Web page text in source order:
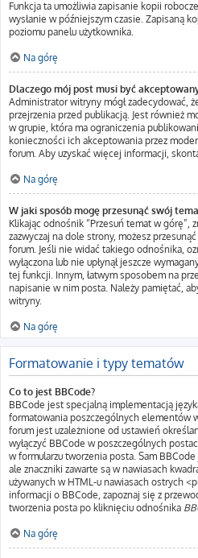
Funkcja ta umożliwia zapisanie kopii
wysłanie w późniejszym czasie. Zapisaną
poziomu panelu użytkownika.
Na górę
Dlaczego mój post musi być
Administrator witryny mógł zadecydować,
przejrzenia przed publikacją. Jest również
w grupie, która ma ograniczenia
konieczności ich akceptowania przez
forum. Aby uzyskać więcej informacji,
Na górę
W jaki sposób mogę przesunąć swój
Klikając odnośnik “Przesuń temat w górę”,
zazwyczaj na dole strony, możesz
forum. Jeśli nie widać takiego odnośnika,
wyłączona lub nie upłynął jeszcze
tej funkcji. Innym, łatwym sposobem na
napisanie w nim posta. Należy pamiętać,
witryny.
Na górę
Formatowanie i typy tematów
Co to jest BBCode?
BBCode jest specjalną implementacją
formatowania poszczególnych elementów
forum jest uzależnione od ustawień
wyłączyć BBCode w poszczególnych
w formularzu tworzenia posta. Sam
ale znaczniki zawarte są w nawiasach
używanych w HTML-u nawiasach ostrych
informacji o BBCode, zapoznaj się z
tworzenia posta po kliknięciu odnośnika
Na górę